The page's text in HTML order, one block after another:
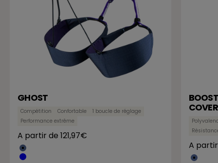
GHOST
Compétition Confortable
1 boucle de réglage
Performance extrême
Prix de vente
A partir de 121,97€
Bleu Marine
COVER
Prix de
A partir